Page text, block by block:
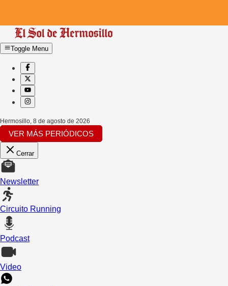
Toggle Menu
Hermosillo 8 de agosto de 2026
VER MÁS PERIÓDICOS
Cerrar
Newsletter
Circuito Running
Podcast
Video